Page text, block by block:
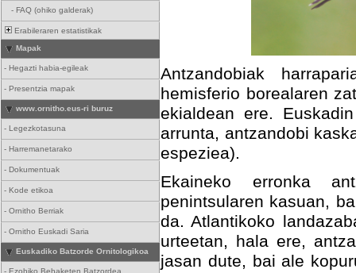
- FAQ (ohiko galderak)
Erabileraren estatistikak
Mapak
- Hegazti habia-egileak
- Presentzia mapak
www.ornitho.eus-ri buruz
- Legezkotasuna
- Harremanetarako
- Dokumentuak
- Kode etikoa
- Ornitho Berriak
- Ornitho Euskadi Saria
Euskadiko Batzorde Ornitologikoa
- Ezohiko Behaketen Batzordea
Antzandobiak
hemisferio borealaren
ekialdean ere.
arrunta, antzandobi
espeziea).
Ekaineko erronka
penintsularen kasuan,
da. Atlantikoko
urteetan, hala ere,
jasan dute, bai ale